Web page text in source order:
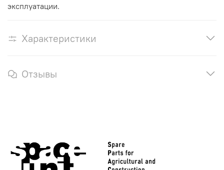
эксплуатации.
Характеристики
Отзывы